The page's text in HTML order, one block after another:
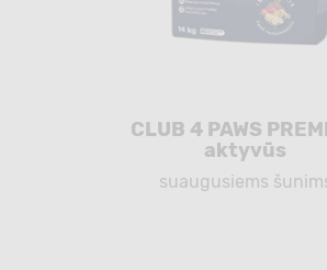
CLUB 4 PAWS
aktyvūs
suaugusiems